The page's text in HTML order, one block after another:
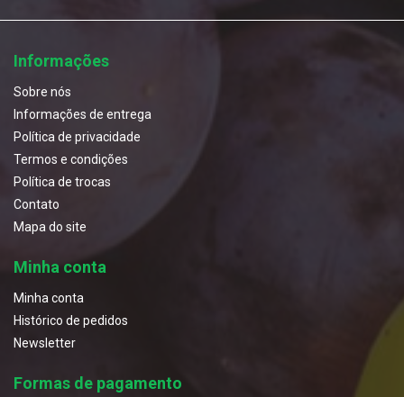
Informações
Sobre nós
Informações de entrega
Política de privacidade
Termos e condições
Política de trocas
Contato
Mapa do site
Minha conta
Minha conta
Histórico de pedidos
Newsletter
Formas de pagamento